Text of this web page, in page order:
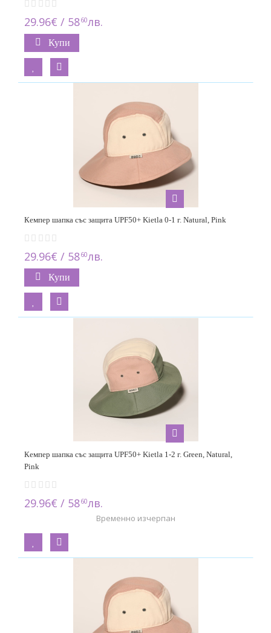
29.96€ / 5860лв.
Купи
Кемпер шапка със защита UPF50+ Kietla 0-1 г. Natural, Pink
29.96€ / 5860лв.
Купи
Кемпер шапка със защита UPF50+ Kietla 1-2 г. Green, Natural,
Pink
29.96€ / 5860лв.
Временно изчерпан